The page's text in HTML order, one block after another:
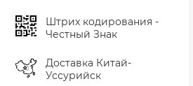
Штрих кодирования -
Честный Знак
Доставка Китай-
Уссурийск